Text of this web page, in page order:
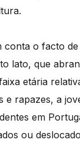
conta o facto
lato, que
etária
e rapazes, a
em
ou